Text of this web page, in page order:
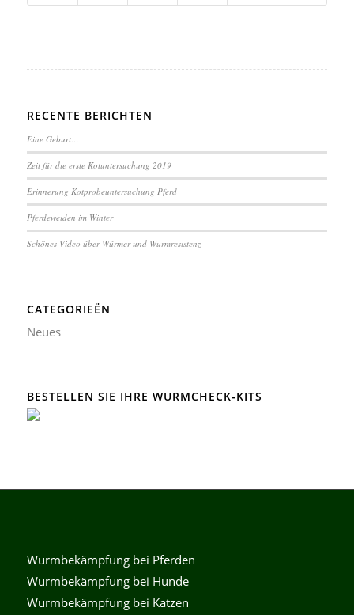
RECENTE BERICHTEN
Eine Geburt…
Zeit für die erste Kotuntersuchung 2019
Erinnerung Kotprobeuntersuchung Pferd
Pferdeweiden im Winter
Schönes Video über Würmer und Wurmresistenz
CATEGORIEËN
Neues
BESTELLEN SIE IHRE WURMCHECK-KITS
Wurmbekämpfung bei Pferden
Wurmbekämpfung bei Hunde
Wurmbekämpfung bei Katzen